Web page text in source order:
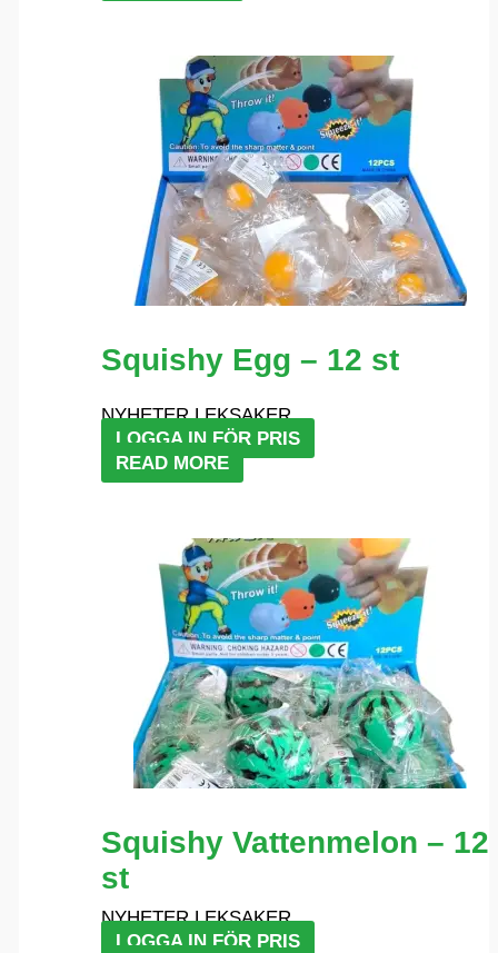
Squishy Egg – 12 st
NYHETER LEKSAKER
LOGGA IN FÖR PRIS
READ MORE
Squishy Vattenmelon – 12
st
NYHETER LEKSAKER
LOGGA IN FÖR PRIS